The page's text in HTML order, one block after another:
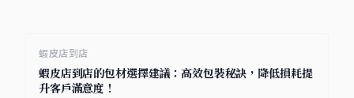
蝦皮店到店
蝦皮店到店的包材選擇建議：高效包裝秘訣，降低損耗提
升客戶滿意度！